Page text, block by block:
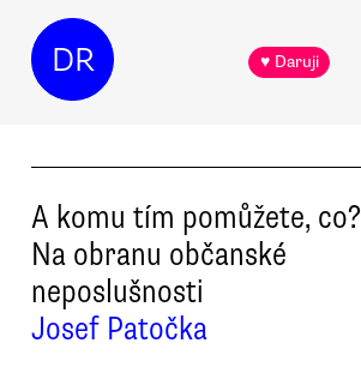
DR ♥ Daruji
A komu tím pomůžete, co?
Na obranu občanské
neposlušnosti
Josef Patočka